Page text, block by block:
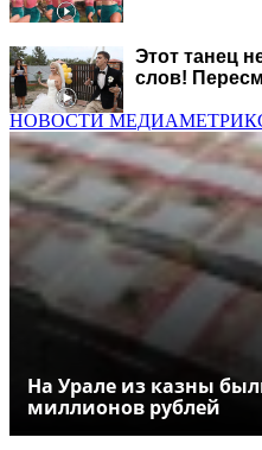
Этот танец
слов!
НОВОСТИ
На Урале из казны
миллионов рублей